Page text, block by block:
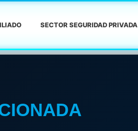
SECTOR SEGURIDAD PRIVADA